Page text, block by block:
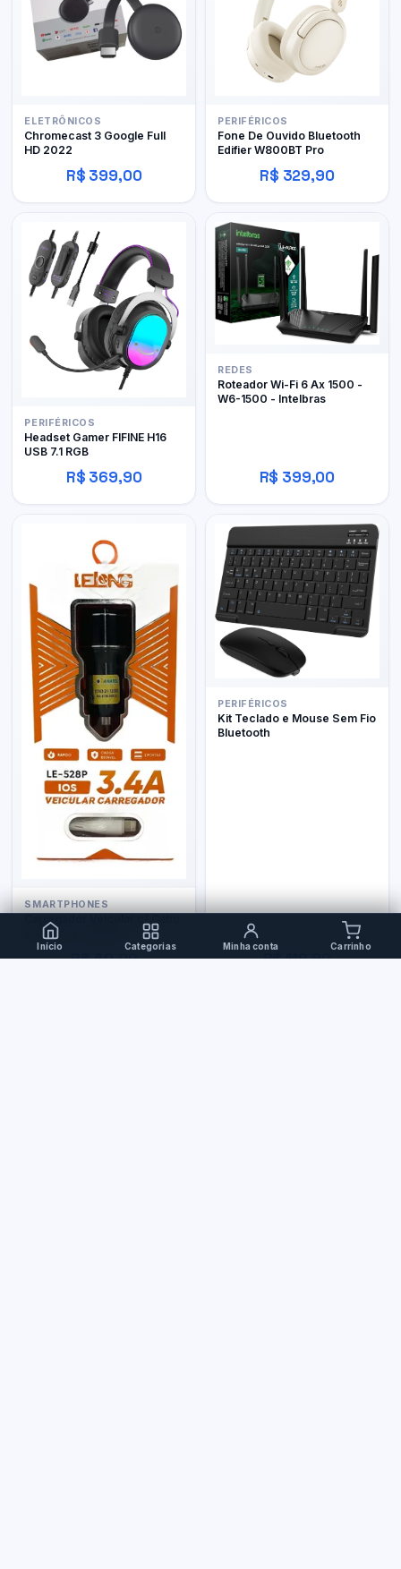
Início Categorias Minha conta Carrinho
ELETRÔNICOS
Chromecast 3 Google Full
HD 2022
R$ 399,00
PERIFÉRICOS
Fone De Ouvido Bluetooth
Edifier W800BT Pro
R$ 329,90
PERIFÉRICOS
Headset Gamer FIFINE H16
USB 7.1 RGB
R$ 369,90
REDES
Roteador Wi-Fi 6 Ax 1500 -
W6-1500 - Intelbras
R$ 399,00
SMARTPHONES
Iphone - Le-528P
R$ 40,00
PERIFÉRICOS
Kit Teclado e Mouse Sem Fio
Bluetooth
R$ 119,90